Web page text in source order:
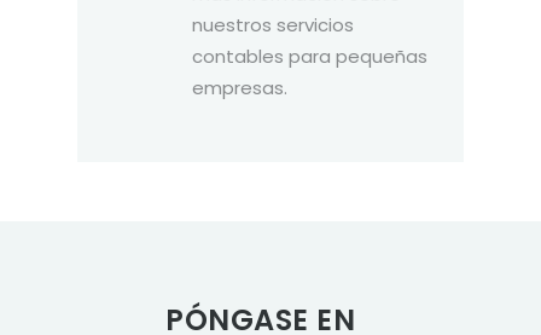
nuestros servicios
contables para pequeñas
empresas.
PÓNGASE EN